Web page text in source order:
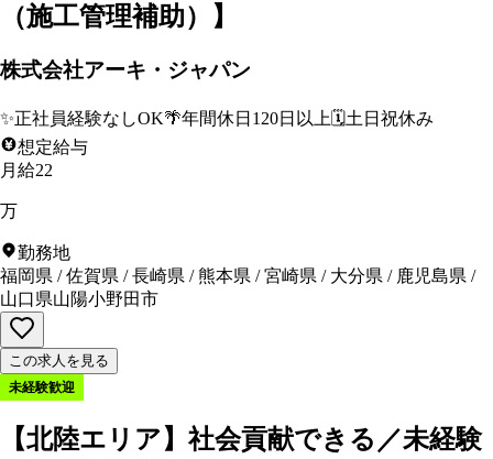
（施工管理補助）】
株式会社アーキ・ジャパン
✨正社員経験なしOK🌴年間休日120日以上 🗓️土日祝休み
想定給与
月給22
万
勤務地
福岡県 /佐賀県 /長崎県 /熊本県 /宮崎県 / 大分県 / 鹿児島県 /
山口県山陽小野田市
この求人を見る
未経験歓迎
【北陸エリア】社会貢献できる／未経験